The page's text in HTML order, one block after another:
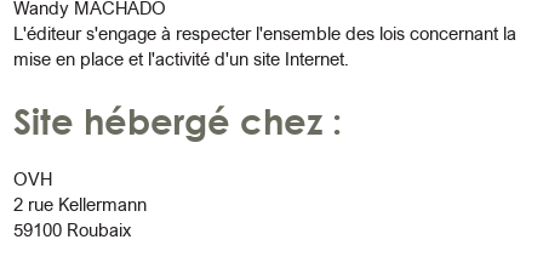
Wandy MACHADO
L'éditeur s'engage à respecter l'ensemble des lois concernant la
mise en place et l'activité d'un site Internet.
Site hébergé chez :
OVH
2 rue Kellermann
59100 Roubaix